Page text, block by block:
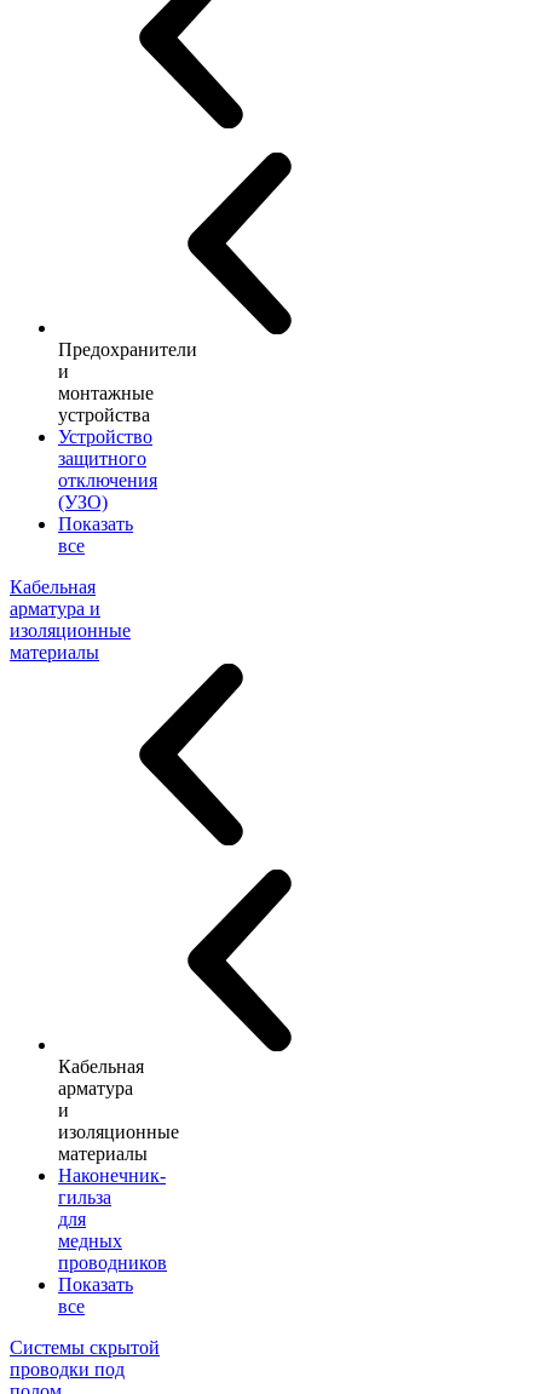
Предохранители
и
монтажные
устройства
Устройство
защитного
отключения
(УЗО)
Показать
все
Кабельная
арматура и
изоляционные
материалы
Кабельная
арматура
и
изоляционные
материалы
Наконечник-
гильза
для
медных
проводников
Показать
все
Системы скрытой
проводки под